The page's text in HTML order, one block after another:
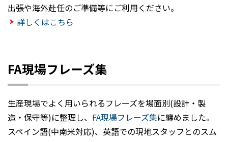
出張や海外赴任のご準備等にご利用ください。
詳しくはこちら
FA現場フレーズ集
生産現場でよく用いられるフレーズを場面別(設計・製
造・保守等)に整理し、 FA現場フレーズ集に纏めました。
スペイン語(中南米対応)、英語での現地スタッフとのスム